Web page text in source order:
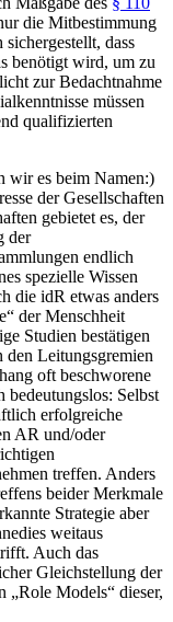
die Mitbestimmung
dass
benötigt wird, um zu
zur Bedachtnahme
müssen
qualifizierten
wir es beim Namen:)
der Gesellschaften
gebietet es, der
der
endlich
spezielle Wissen
die idR etwas anders
der Menschheit
Studien bestätigen
den Leitungsgremien
oft beschworene
bedeutungslos: Selbst
erfolgreiche
AR und/oder
treffen. Anders
beider Merkmale
Strategie aber
weitaus
Auch das
Gleichstellung der
„Role Models“ dieser,